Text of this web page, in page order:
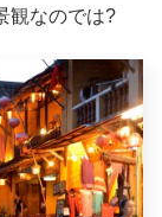
観なのでは?